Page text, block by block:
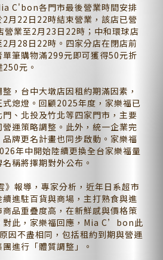
C'bon各門市最後營業時間安排
月22日22時結束營業，該店已營
營業至2月23日22時；中和環球店
月28日22時。四家分店在閉店前
筆購物滿299元即可獲得50元折
元。
，台中大墩店因租約期滿因素，
熄燈。回顧2025年度，家樂福已
、北投及竹北等四家門市，主要
運策略調整。此外，統一企業完
牌更名計畫也同步啟動。家樂福
年中開始陸續更換全台家樂福量
稱將擇期對外公布。
報導，專家分析，近年日系超市
進駐百貨與商場，主打熟食與進
品重疊度高，在新鮮感與價格策
對此，家樂福回應，Mia C’bon此
因不盡相同，包括租約到期與營運
進行「體質調整」。